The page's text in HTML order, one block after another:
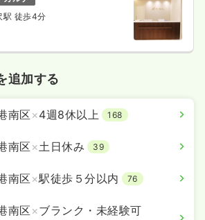
駅 徒歩4分
追加する
南区 ×4週8休以上 168
南区 ×土日休み 39
南区 ×駅徒歩５分以内 76
南区 ×ブランク・未経験可